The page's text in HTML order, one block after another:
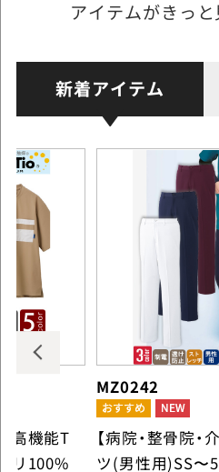
アイテムがきっと
新着アイテム
高機能T
リ100%
MZ0242
【病院・整骨院・
ツ(男性用)SS